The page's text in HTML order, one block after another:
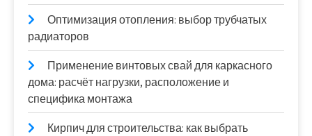
Оптимизация отопления: выбор трубчатых
радиаторов
Применение винтовых свай для каркасного
дома: расчёт нагрузки, расположение и
специфика монтажа
Кирпич для строительства: как выбрать